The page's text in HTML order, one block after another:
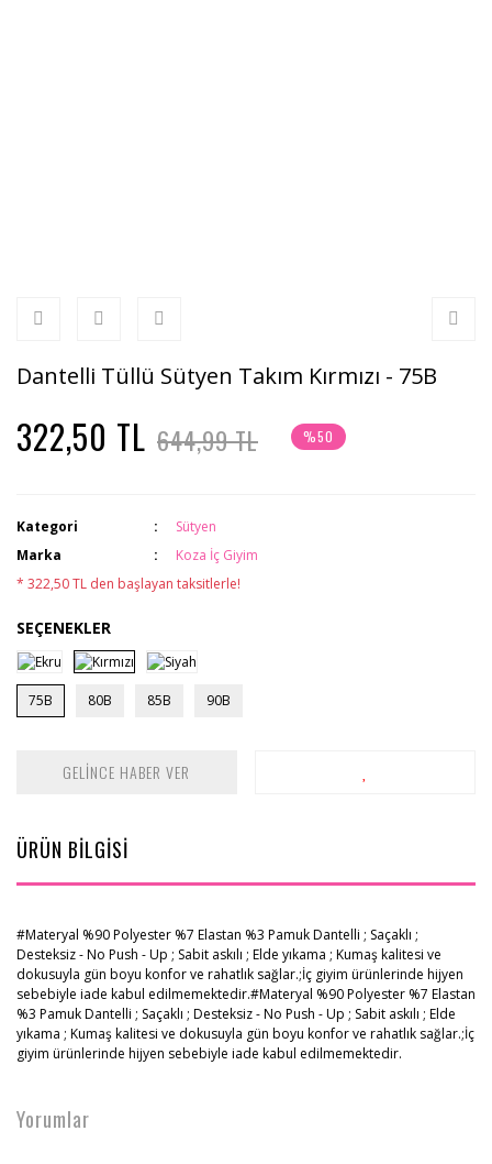
Dantelli Tüllü Sütyen Takım Kırmızı - 75B
322,50 TL 644,99 TL %50
Kategori
Sütyen
Marka
Koza İç Giyim
* 322,50 TL den başlayan taksitlerle!
SEÇENEKLER
75B 80B 85B 90B
GELİNCE HABER VER
ÜRÜN BİLGİSİ
#Materyal %90 Polyester %7 Elastan %3 Pamuk Dantelli ; Saçaklı ;
Desteksiz - No Push - Up ; Sabit askılı ; Elde yıkama ; Kumaş kalitesi ve
dokusuyla gün boyu konfor ve rahatlık sağlar.;İç giyim ürünlerinde hijyen
sebebiyle iade kabul edilmemektedir.#Materyal %90 Polyester %7 Elastan
%3 Pamuk Dantelli ; Saçaklı ; Desteksiz - No Push - Up ; Sabit askılı ; Elde
yıkama ; Kumaş kalitesi ve dokusuyla gün boyu konfor ve rahatlık sağlar.;İç
giyim ürünlerinde hijyen sebebiyle iade kabul edilmemektedir.
Yorumlar